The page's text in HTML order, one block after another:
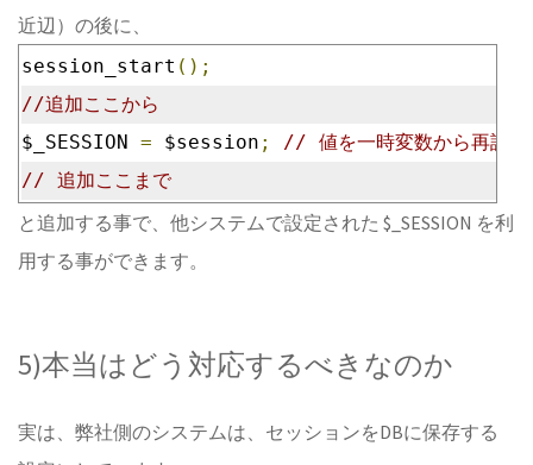
近辺）の後に、
session_start ();
//追加ここから
$_SESSION = $session ;
// 値を一時変数から再設定
// 追加ここまで
と追加する事で、他システムで設定された $_SESSION を利
用する事ができます。
5)本当はどう対応するべきなのか
実は、弊社側のシステムは、セッションをDBに保存する